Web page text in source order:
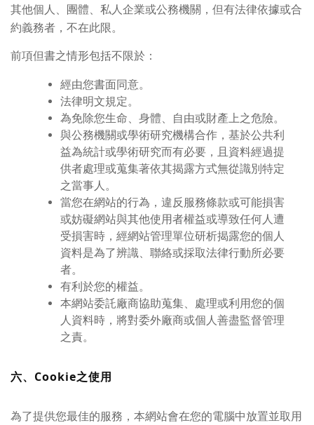
其他個人、團體、私人企業或公務機關，但有法律依據或合
約義務者，不在此限。
前項但書之情形包括不限於：
經由您書面同意。
法律明文規定。
為免除您生命、身體、自由或財產上之危險。
與公務機關或學術研究機構合作，基於公共利
益為統計或學術研究而有必要，且資料經過提
供者處理或蒐集著依其揭露方式無從識別特定
之當事人。
當您在網站的行為，違反服務條款或可能損害
或妨礙網站與其他使用者權益或導致任何人遭
受損害時，經網站管理單位研析揭露您的個人
資料是為了辨識、聯絡或採取法律行動所必要
者。
有利於您的權益。
本網站委託廠商協助蒐集、處理或利用您的個
人資料時，將對委外廠商或個人善盡監督管理
之責。
六、Cookie之使用
為了提供您最佳的服務，本網站會在您的電腦中放置並取用